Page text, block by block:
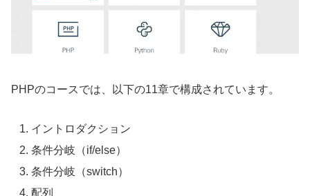
PHPのコースでは、以下の11章で構成されています。
イントロダクション
条件分岐（if/else）
条件分岐（switch）
配列